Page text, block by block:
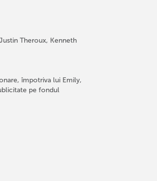
Theroux, Kenneth
împotriva lui Emily,
pe fondul